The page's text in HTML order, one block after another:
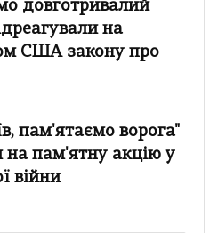
довготривалий
на
США закону про
пам'ятаємо ворога"
на пам'ятну акцію у
війни